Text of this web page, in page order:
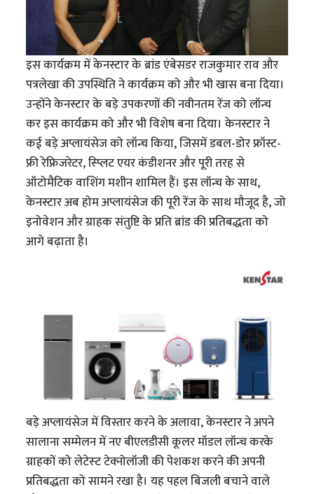
इस कार्यक्रम में केनस्टार के ब्रांड एंबेसडर राजकुमार राव और
पत्रलेखा की उपस्थिति ने कार्यक्रम को और भी खास बना दिया।
उन्होंने केनस्टार के बड़े उपकरणों की नवीनतम रेंज को लॉन्च
कर इस कार्यक्रम को और भी विशेष बना दिया। केनस्टार ने
कई बड़े अप्लायंसेज को लॉन्च किया, जिसमें डबल-डोर फ्रॉस्ट-
फ्री रेफ्रिजरेटर, स्प्लिट एयर कंडीशनर और पूरी तरह से
ऑटोमैटिक वाशिंग मशीन शामिल हैं। इस लॉन्च के साथ,
केनस्टार अब होम अप्लायंसेज की पूरी रेंज के साथ मौजूद है, जो
इनोवेशन और ग्राहक संतुष्टि के प्रति ब्रांड की प्रतिबद्धता को
आगे बढ़ाता है।
बड़े अप्लायंसेज में विस्तार करने के अलावा, केनस्टार ने अपने
सालाना सम्मेलन में नए बीएलडीसी कूलर मॉडल लॉन्च करके
ग्राहकों को लेटेस्‍ट टेक्‍नोलॉजी की पेशकश करने की अपनी
प्रतिबद्धता को सामने रखा है। यह पहल बिजली बचाने वाले